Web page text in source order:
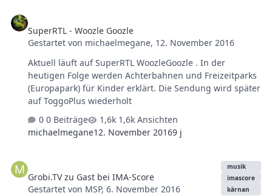
SuperRTL - Woozle Goozle
Gestartet von michaelmegane, 12. November 2016
Aktuell läuft auf SuperRTL WoozleGoozle . In der
heutigen Folge werden Achterbahnen und Freizeitparks
(Europapark) für Kinder erklärt. Die Sendung wird später
auf ToggoPlus wiederholt
0 Beiträge
1,6k Ansichten
michaelmegane12. November 20169 j
Grobi.TV zu Gast bei IMA-Score
Gestartet von MSP,6. November 2016
musik
imascore
kärnan